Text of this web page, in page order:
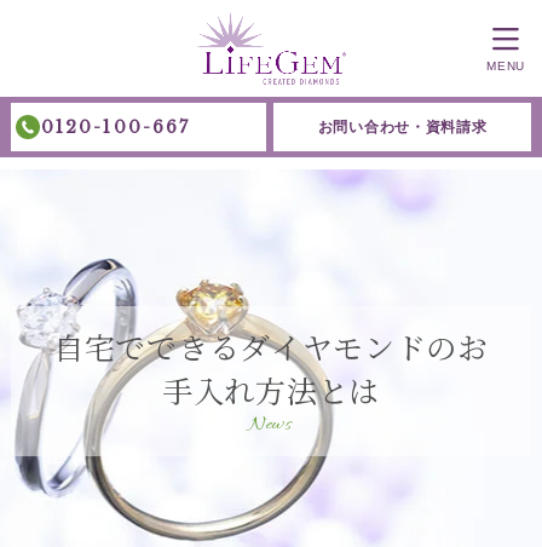
0120-100-667 お問い合わせ・資料請求
MENU
自宅でできるダイヤモンドのお
手入れ方法とは
News